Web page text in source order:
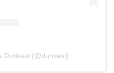
Dunkest (@dunkest)